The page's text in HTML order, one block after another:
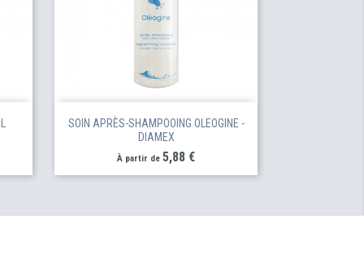
SOIN APRÈS-SHAMPOOING OLEOGINE -
DIAMEX
À partir dePrix
5,88 €